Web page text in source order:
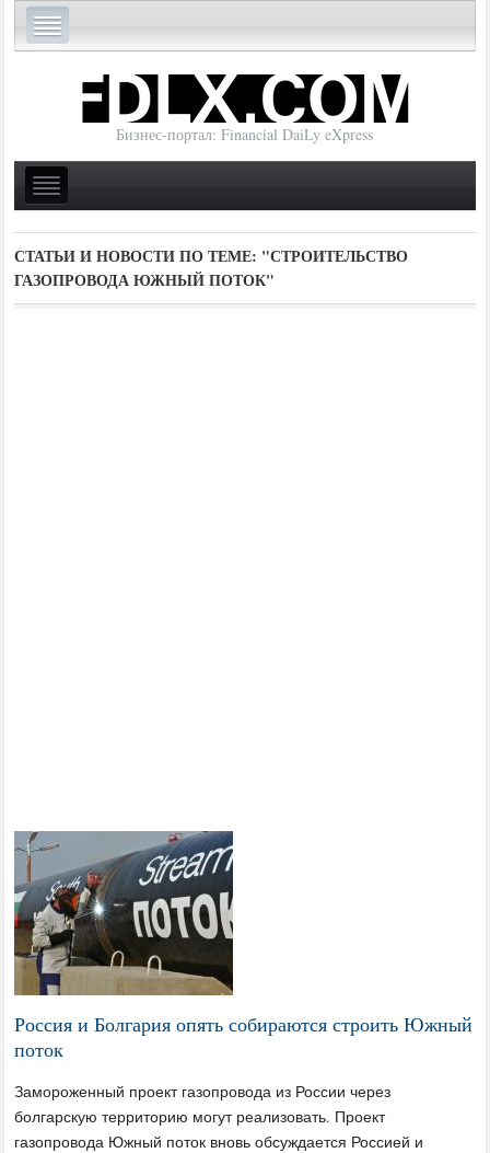
Бизнес-портал: Financial DaiLy eXpress
СТАТЬИ И НОВОСТИ ПО ТЕМЕ: "СТРОИТЕЛЬСТВО
ГАЗОПРОВОДА ЮЖНЫЙ ПОТОК"
Россия и Болгария опять собираются строить Южный
поток
Замороженный проект газопровода из России через
болгарскую территорию могут реализовать. Проект
газопровода Южный поток вновь обсуждается Россией и